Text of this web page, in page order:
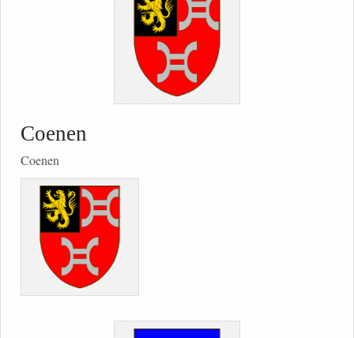
Coenen
Coenen